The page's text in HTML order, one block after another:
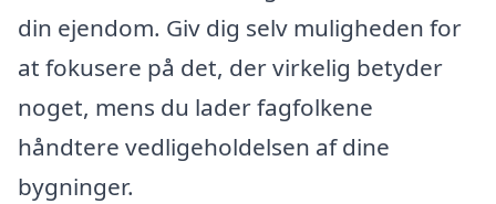
din ejendom. Giv dig selv muligheden for
at fokusere på det, der virkelig betyder
noget, mens du lader fagfolkene
håndtere vedligeholdelsen af dine
bygninger.